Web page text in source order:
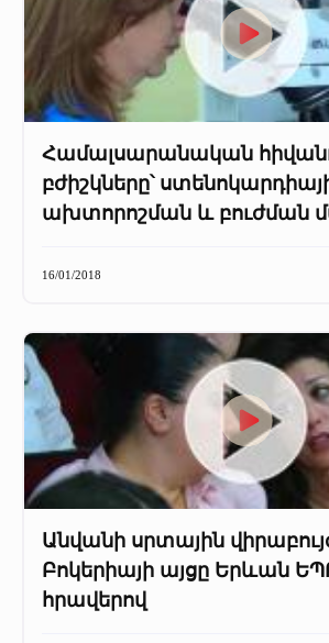
Համալսարանական
բժիշկները՝
ախտորոշման և բուժման
16/01/2018
Անվանի սրտային
Բոկերիայի այցը Երևան
հրավերով